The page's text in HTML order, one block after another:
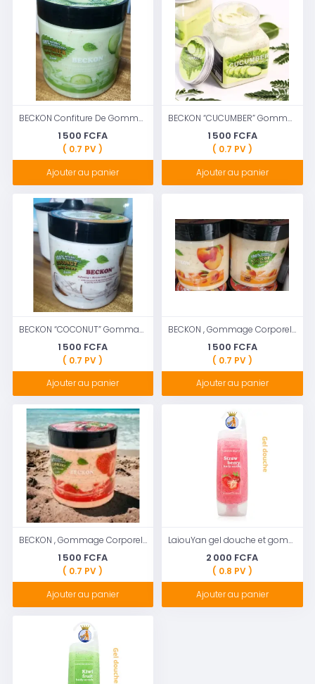
BECKON Confiture De Gommage Corporel Au Concombre, 500ML
1 500 FCFA
( 0.7 PV )
Ajouter au panier
BECKON “CUCUMBER” Gommage Pour Visage&Corps
1 500 FCFA
( 0.7 PV )
Ajouter au panier
BECKON “COCONUT” Gommage Pour Visage&Corps, 500ml
1 500 FCFA
( 0.7 PV )
Ajouter au panier
BECKON , Gommage Corporel Au Apricot, 500ML
1 500 FCFA
( 0.7 PV )
Ajouter au panier
BECKON , Gommage Corporel 500 Ml Strawberry (fraise)
1 500 FCFA
( 0.7 PV )
Ajouter au panier
LaiouYan gel douche et gommage pour le corps à la fraise, extrait naturel de fruits 260 ml
2 000 FCFA
( 0.8 PV )
Ajouter au panier